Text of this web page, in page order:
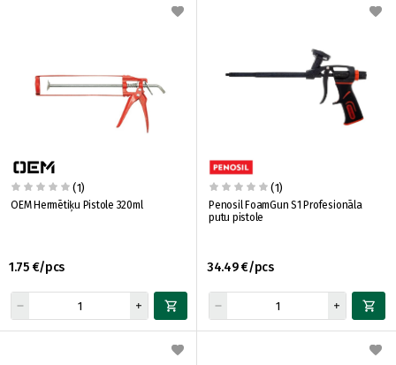
(1)
OEM Hermētiķu Pistole 320ml
1.75 €/pcs
(1)
Penosil FoamGun S1 Profesionāla
putu pistole
34.49 €/pcs